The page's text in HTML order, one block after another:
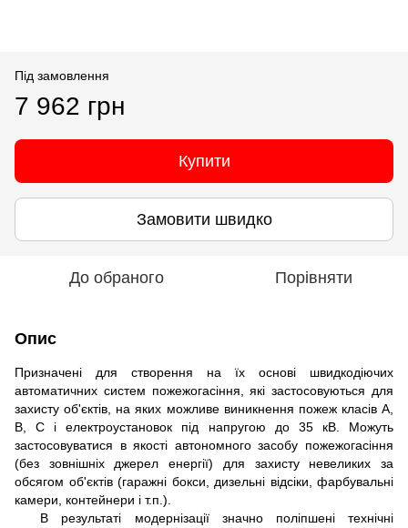
Під замовлення
7 962 грн
Купити
Замовити швидко
До обраного Порівняти
Опис
Призначені для створення на їх основі швидкодіючих
автоматичних систем пожежогасіння, які застосовуються для
захисту об'єктів, на яких можливе виникнення пожеж класів А,
В, С і електроустановок під напругою до 35 кВ. Можуть
застосовуватися в якості автономного засобу пожежогасіння
(без зовнішніх джерел енергії) для захисту невеликих за
обсягом об'єктів (гаражні бокси, дизельні відсіки, фарбувальні
камери, контейнери і т.п.).
В результаті модернізації значно поліпшені технічні